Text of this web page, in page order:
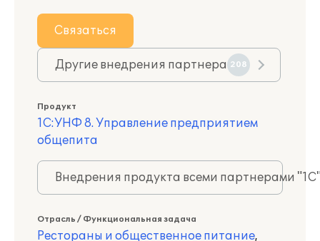
Связаться
Другие внедрения партнера 208
Продукт
1С:УНФ 8. Управление предприятием
общепита
Внедрения продукта всеми партнерами
Отрасль / Функциональная задача
Рестораны и общественное питание,